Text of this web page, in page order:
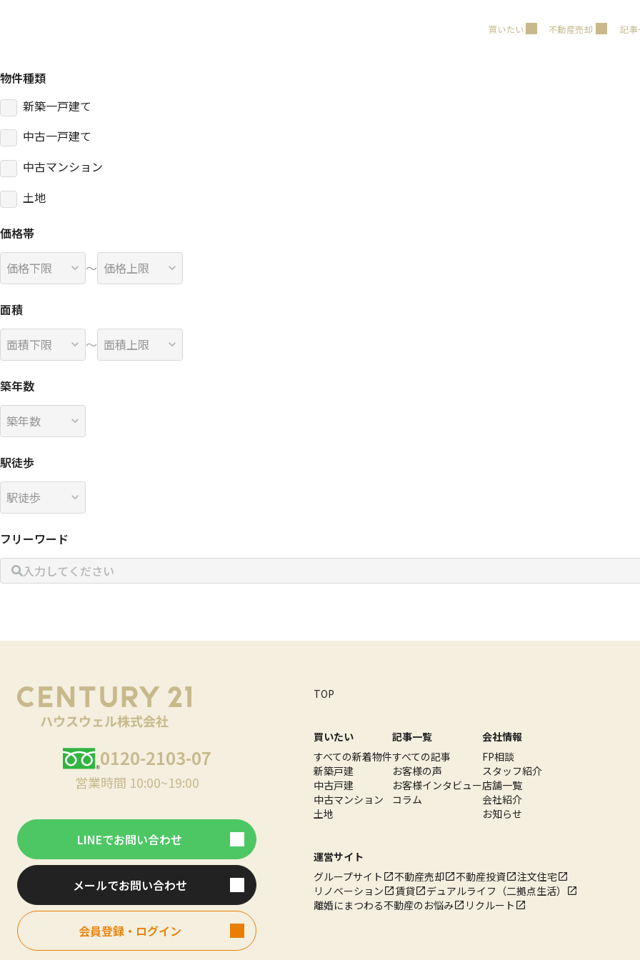
物件種類
新築一戸建て
中古一戸建て
中古マンション
土地
価格帯
〜
面積
〜
築年数
駅徒歩
フリーワード
買いたい 不動産売却 記
0120-2103-07
営業時間 10:00~19:00
LINEでお問い合わせ
メールでお問い合わせ
会員登録・ログイン
TOP
買いたい
すべての新着物件
新築戸建
中古戸建
中古マンション
土地
記事一覧
すべての記事
お客様の声
お客様インタビュー
コラム
会社情報
FP相談
スタッフ紹介
店舗一覧
会社紹介
お知らせ
運営サイト
グループサイト
不動産売却 不動産投資
注文住宅
リノベーション
賃貸
デュアルライフ（二拠点生活）
離婚にまつわる不動産のお悩み
リクルート